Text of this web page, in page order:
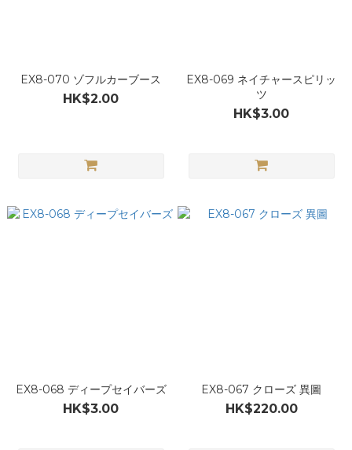
EX8-070 ゾフルカーブース
HK$2.00
EX8-069 ネイチャースピリッ
ツ
HK$3.00
EX8-068 ディープセイバーズ
HK$3.00
EX8-067 クローズ 異圖
HK$220.00